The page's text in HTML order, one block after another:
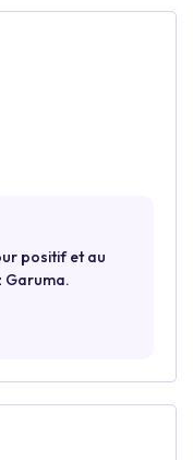
positif et au
Garuma.